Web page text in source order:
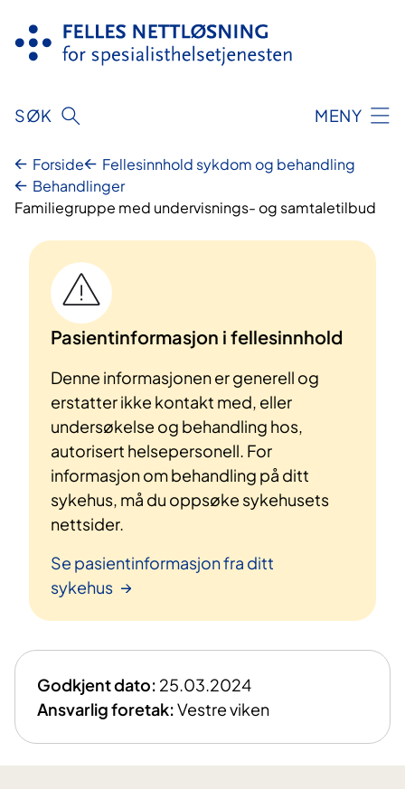
innhold
SØK MENY
Forside
Fellesinnhold sykdom og behandling
Behandlinger
Familiegruppe med undervisnings- og samtaletilbud
Pasientinformasjon i fellesinnhold
Denne informasjonen er generell og
erstatter ikke kontakt med, eller
undersøkelse og behandling hos,
autorisert helsepersonell. For
informasjon om behandling på ditt
sykehus, må du oppsøke sykehusets
nettsider.
Se pasientinformasjon fra ditt
sykehus
Godkjent dato: 25.03.2024
Ansvarlig foretak:Vestre viken